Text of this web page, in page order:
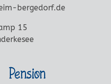
bergedorf.de
15
Pension